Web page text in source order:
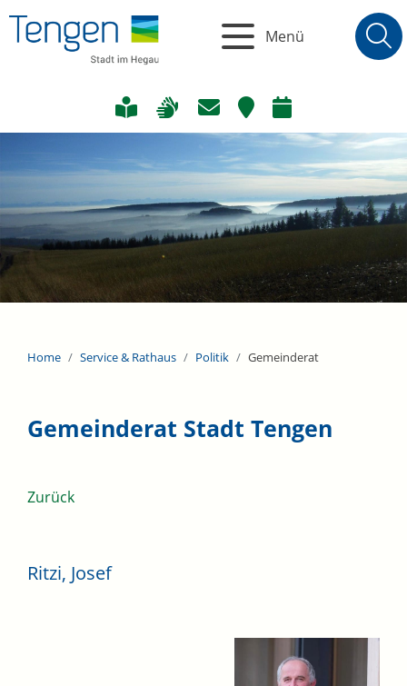
Menü
Home Service & Rathaus Politik Gemeinderat
Gemeinderat Stadt Tengen
Zurück
Ritzi, Josef